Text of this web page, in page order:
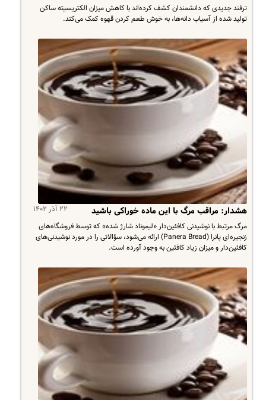
ترفند جدیدی که دانشمندان کشف کرده‌اند با کاهش میزان الکتریسیته ساکن
تولید شده از آسیاب دانه‌ها، به خوش طعم کردن قهوه کمک می‌کند.
۲۲ آذر ۱۴۰۲ هشدار: مراقب مرگ با این ماده خوراکی باشید
​مرگ مرتبط با نوشیدنی کافئین‌دار «لیموناد شارژ شده» که توسط فروشگاه‌های
زنجیره‌ای پانرا (Panera Bread) ارائه می‌شود، سؤالاتی را در مورد نوشیدنی‌های
کافئین‌دار و میزان زیاد کافئین به وجود آورده است.